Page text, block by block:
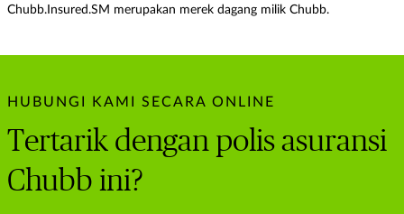
Chubb.Insured.SM merupakan merek dagang milik Chubb.
HUBUNGI KAMI SECARA ONLINE
Tertarik dengan polis asuransi
Chubb ini?